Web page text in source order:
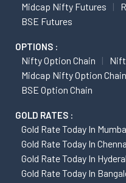
Midcap Nifty Futures
BSE Futures
OPTIONS :
Nifty Option Chain
Midcap Nifty Option Chain
BSE Option Chain
GOLD RATES :
Gold Rate Today In
Gold Rate Today In
Gold Rate Today In
Gold Rate Today In